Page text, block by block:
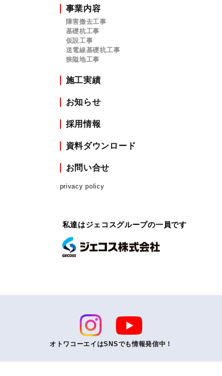
事業内容
障害撤去工事
基礎杭工事
仮設工事
送電線基礎杭工事
狭隘地工事
施工実績
お知らせ
採用情報
資料ダウンロード
お問い合せ
privacy policy
私達はジェコスグループの一員です
オトワコーエイはSNSでも情報発信中！